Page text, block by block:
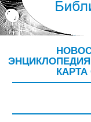
ЭНЦИКЛОПЕДИЯ